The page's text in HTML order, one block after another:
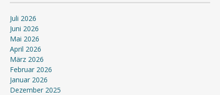
Juli 2026
Juni 2026
Mai 2026
April 2026
März 2026
Februar 2026
Januar 2026
Dezember 2025